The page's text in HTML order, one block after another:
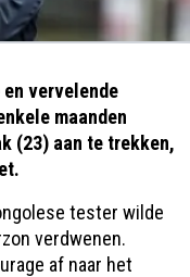
en vervelende
maanden
(23) aan te trekken,
tester wilde
verdwenen.
af naar het